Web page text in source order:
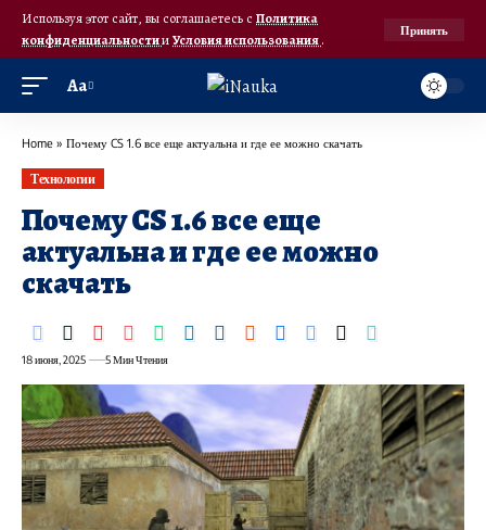
Используя этот сайт, вы соглашаетесь с Политика
конфиденциальностииУсловия использования.
Принять
Аа
Home » Почему CS 1.6 все еще актуальна и где ее можно скачать
Технологии
Почему CS 1.6 все еще
актуальна и где ее можно
скачать
18 июня, 2025 5 Мин Чтения